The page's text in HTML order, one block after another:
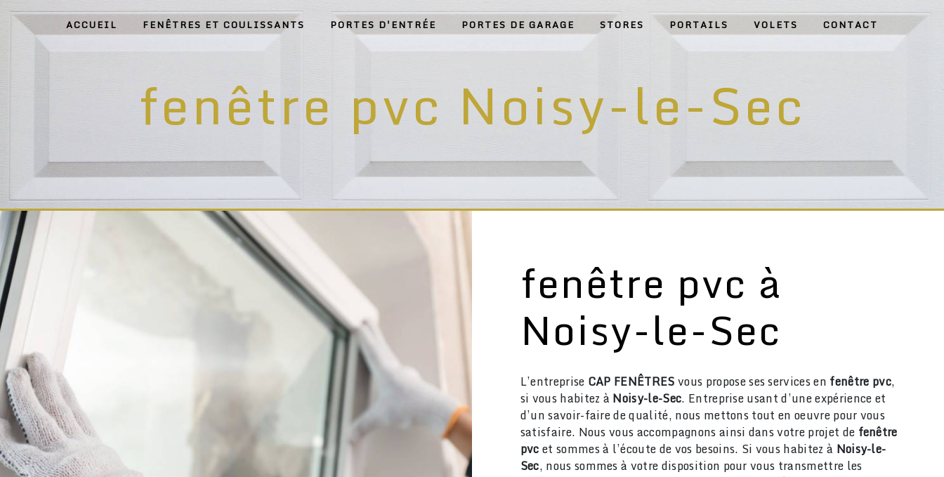
Panneau de gestion des cookies
ACCUEIL FENÊTRES ET COULISSANTS PORTES D'ENTRÉE PORTES DE GARAGE STORES PORTAILS VOLETS CONTACT
fenêtre pvc Noisy-le-Sec
fenêtre pvc à
Noisy-le-Sec
L’entreprise CAP FENÊTRESvous propose ses services en fenêtre pvc,
si vous habitez à Noisy-le-Sec. Entreprise usant d’une expérience et
d’un savoir-faire de qualité, nous mettons tout en oeuvre pour vous
satisfaire. Nous vous accompagnons ainsi dans votre projet de fenêtre
pvcet sommes à l’écoute de vos besoins. Si vous habitez à Noisy-le-
Sec, nous sommes à votre disposition pour vous transmettre les